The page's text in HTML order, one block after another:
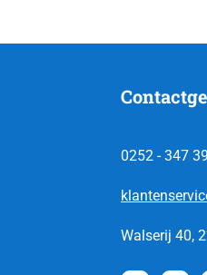
0252 - 347
Walserij 40,